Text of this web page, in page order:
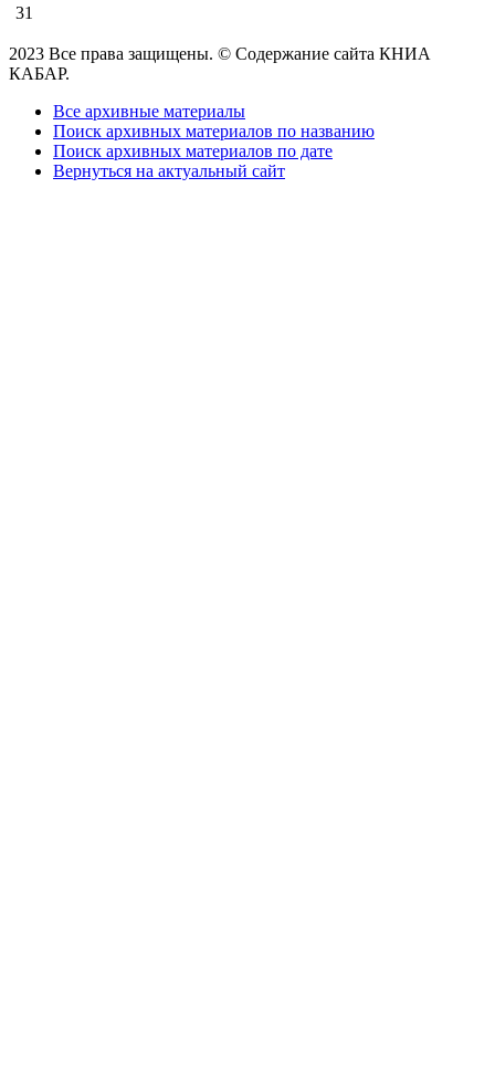
31
2023 Все права защищены. © Содержание сайта КНИА
КАБАР.
Все архивные материалы
Поиск архивных материалов по названию
Поиск архивных материалов по дате
Вернуться на актуальный сайт